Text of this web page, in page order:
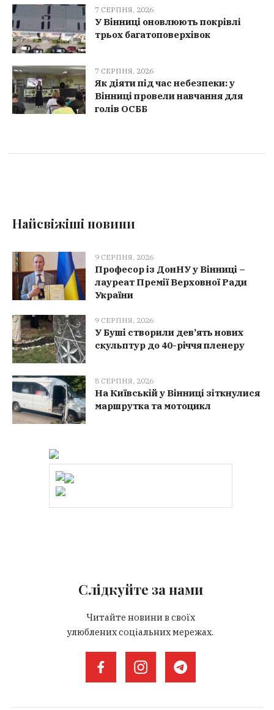
7 СЕРПНЯ, 2026
У Вінниці оновлюють покрівлі
трьох багатоповерхівок
7 СЕРПНЯ, 2026
Як діяти під час небезпеки: у
Вінниці провели навчання для
голів ОСББ
Найсвіжіші новини
9 СЕРПНЯ, 2026
Професор із ДонНУ у Вінниці –
лауреат Премії Верховної Ради
України
9 СЕРПНЯ, 2026
У Буші створили дев’ять нових
скульптур до 40-річчя пленеру
8 СЕРПНЯ, 2026
На Київській у Вінниці зіткнулися
маршрутка та мотоцикл
Слідкуйте за нами
Читайте новини в своїх
улюблених соціальних мережах.